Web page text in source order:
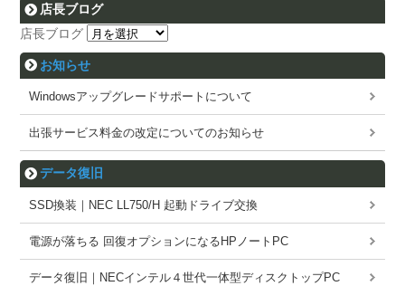
店長ブログ
店長ブログ
お知らせ
Windowsアップグレードサポートについて
出張サービス料金の改定についてのお知らせ
データ復旧
SSD換装｜NEC LL750/H 起動ドライブ交換
電源が落ちる 回復オプションになるHPノートPC
データ復旧｜NECインテル４世代一体型ディスクトップPC